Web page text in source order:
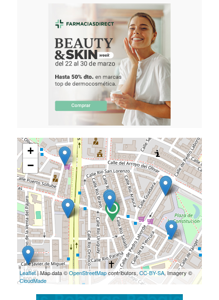
+
−
100 m
500 ft
Leaflet| Map data ©OpenStreetMapcontributors, CC-BY-SA, Imagery ©
CloudMade